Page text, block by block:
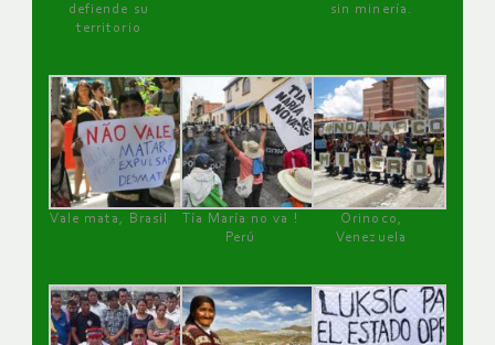
defiende su
territorio
sin minería.
Vale mata, Brasil
Tía María no va !
Perú
Orinoco,
Venezuela